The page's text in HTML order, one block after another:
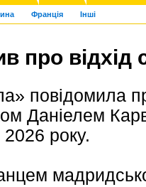
Франція Інші
про відхід
повідомила
Даніелем
2026 року.